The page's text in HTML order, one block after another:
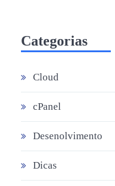
Categorias
Cloud
cPanel
Desenolvimento
Dicas